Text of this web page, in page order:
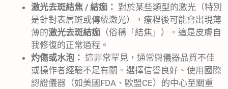
激光去斑結焦 / 結痂： 對於某些類型的激光（特別
是針對表層斑或傳統激光），療程後可能會出現薄
薄的激光去斑結痂 （俗稱「結焦」）。這是皮膚自
我修復的正常過程。
灼傷或水泡： 這非常罕見，通常與儀器品質不佳
或操作者經驗不足有關。選擇信譽良好、使用國際
認證儀器（如美國FDA、歐盟CE）的中心至關重